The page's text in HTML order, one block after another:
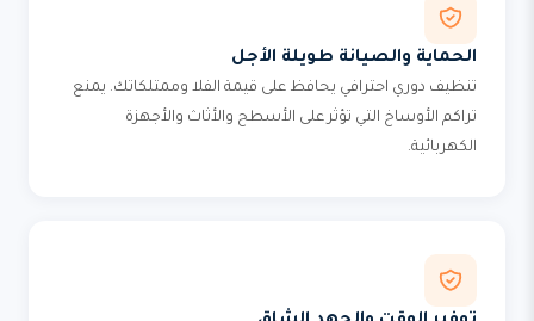
الحماية والصيانة طويلة الأجل
تنظيف دوري احترافي يحافظ على قيمة الفلا وممتلكاتك. يمنع
تراكم الأوساخ التي تؤثر على الأسطح والأثاث والأجهزة
الكهربائية.